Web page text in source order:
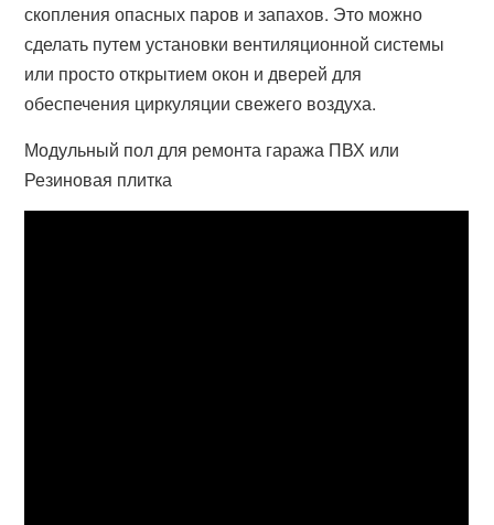
скопления опасных паров и запахов. Это можно
сделать путем установки вентиляционной системы
или просто открытием окон и дверей для
обеспечения циркуляции свежего воздуха.
Модульный пол для ремонта гаража ПВХ или
Резиновая плитка